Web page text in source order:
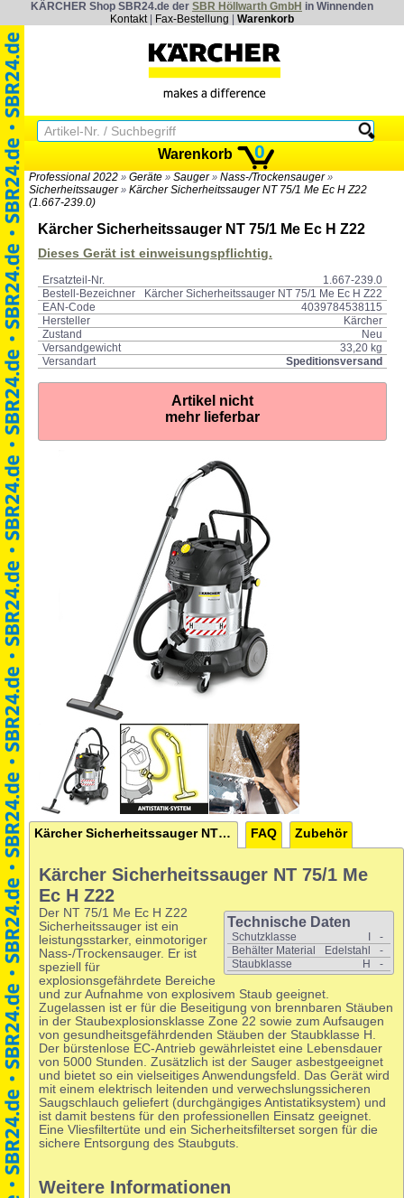
KÄRCHER Shop SBR24.de der SBR Höllwarth GmbH in Winnenden
Kontakt| Fax-Bestellung Warenkorb
Warenkorb 0
Professional 2022 » Geräte » Sauger» Nass-/Trockensauger»
Sicherheitssauger» Kärcher Sicherheitssauger NT 75/1 Me Ec H Z22
(1.667-239.0)
Kärcher Sicherheitssauger NT 75/1 Me Ec H Z22
Dieses Gerät ist einweisungspflichtig.
Ersatzteil-Nr.
1.667-239.0
Bestell-Bezeichner
Kärcher Sicherheitssauger NT 75/1 Me Ec H Z22
EAN-Code
4039784538115
Hersteller
Kärcher
Zustand
Neu
Versandgewicht
33,20 kg
Versandart
Speditionsversand
Artikel nicht
mehr lieferbar
Kärcher Sicherheitssauger NT 75/1 Me Ec H Z22 FAQ Zubehör
Kärcher Sicherheitssauger NT 75/1 Me
Ec H Z22
Technische Daten
Schutzklasse I
-
Behälter Material
Edelstahl
-
Staubklasse
H -
Der NT 75/1 Me Ec H Z22
Sicherheitssauger ist ein
leistungsstarker, einmotoriger
Nass-/Trockensauger. Er ist
speziell für
explosionsgefährdete Bereiche
und zur Aufnahme von explosivem Staub geeignet.
Zugelassen ist er für die Beseitigung von brennbaren Stäuben
in der Staubexplosionsklasse Zone 22 sowie zum Aufsaugen
von gesundheitsgefährdenden Stäuben der Staubklasse H.
Der bürstenlose EC-Antrieb gewährleistet eine Lebensdauer
von 5000 Stunden. Zusätzlich ist der Sauger asbestgeeignet
und bietet so ein vielseitiges Anwendungsfeld. Das Gerät wird
mit einem elektrisch leitenden und verwechslungssicheren
Saugschlauch geliefert (durchgängiges Antistatiksystem) und
ist damit bestens für den professionellen Einsatz geeignet.
Eine Vliesfiltertüte und ein Sicherheitsfilterset sorgen für die
sichere Entsorgung des Staubguts.
Weitere Informationen